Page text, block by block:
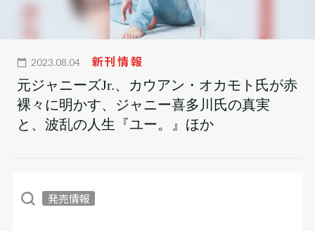
2023.08.04 新刊情報
元ジャニーズJr.、カウアン・オカモト氏が赤
裸々に明かす、ジャニー喜多川氏の真実
と、波乱の人生『ユー。』ほか
発売情報